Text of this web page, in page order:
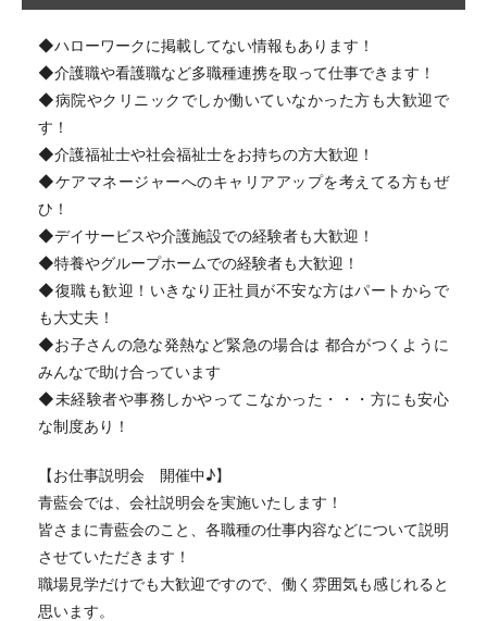
◆ハローワークに掲載してない情報もあります！
◆介護職や看護職など多職種連携を取って仕事できます！
◆病院やクリニックでしか働いていなかった方も大歓迎で
す！
◆介護福祉士や社会福祉士をお持ちの方大歓迎！
◆ケアマネージャーへのキャリアアップを考えてる方もぜ
ひ！
◆デイサービスや介護施設での経験者も大歓迎！
◆特養やグループホームでの経験者も大歓迎！
◆復職も歓迎！いきなり正社員が不安な方はパートからで
も大丈夫！
◆お子さんの急な発熱など緊急の場合は 都合がつくように
みんなで助け合っています
◆未経験者や事務しかやってこなかった・・・方にも安心
な制度あり！
【お仕事説明会 開催中♪】
青藍会では、会社説明会を実施いたします！
皆さまに青藍会のこと、各職種の仕事内容などについて説明
させていただきます！
職場見学だけでも大歓迎ですので、働く雰囲気も感じれると
思います。